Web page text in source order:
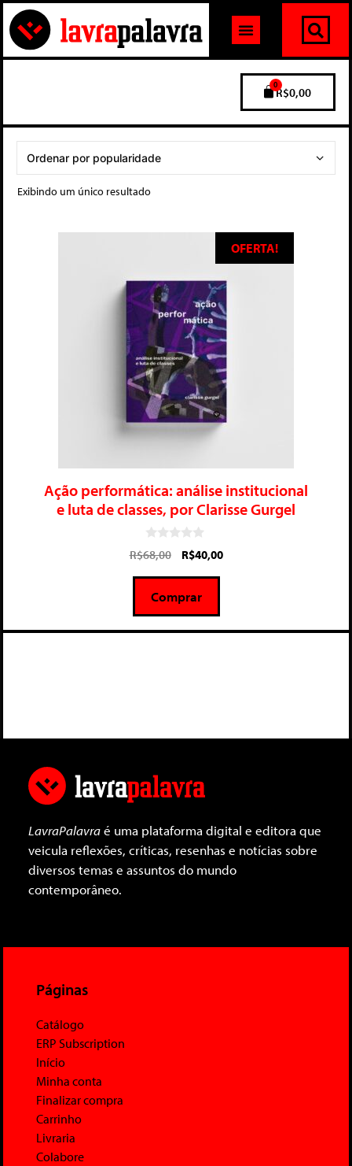
R$0,00
0
Exibindo um único resultado
OFERTA!
Ação performática: análise institucional
e luta de classes, por Clarisse Gurgel
0
d
5
R$68,00 R$40,00
Comprar
LavraPalavraé uma plataforma digital e editora que
veicula reflexões, críticas, resenhas e notícias sobre
diversos temas e assuntos do mundo
contemporâneo.
Páginas
Catálogo
ERP Subscription
Início
Minha conta
Finalizar compra
Carrinho
Livraria
Colabore